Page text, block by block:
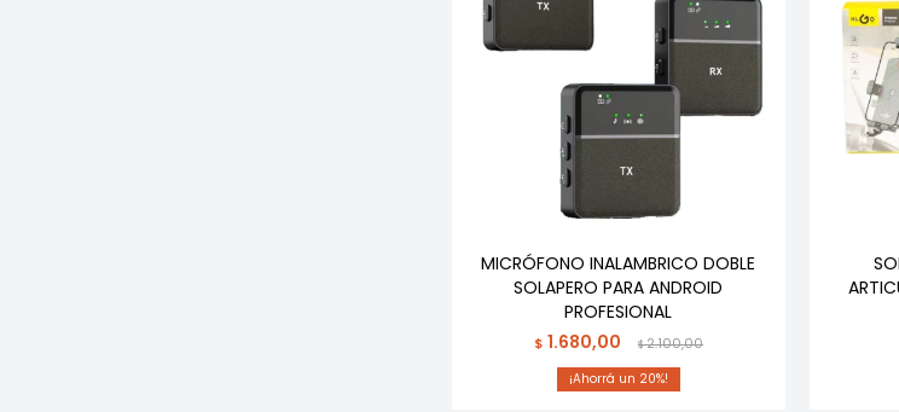
MICRÓFONO INALAMBRICO DOBLE
SOLAPERO PARA ANDROID
PROFESIONAL
$ 1.680,00 $2.100,00
20